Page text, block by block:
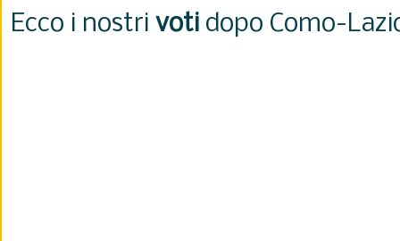
Ecco i nostri voti dopo Como-